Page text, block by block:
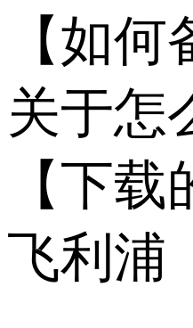
【如
关于怎
【下
飞利浦